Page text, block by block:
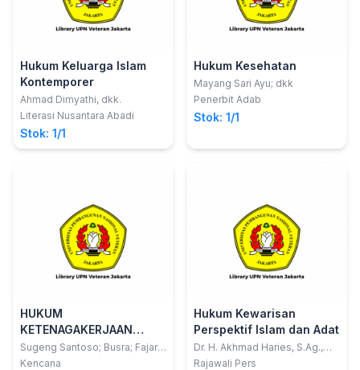
Hukum Keluarga Islam
Kontemporer
Ahmad Dimyathi, dkk.
Literasi Nusantara Abadi
Stok: 1/1
Hukum Kesehatan
Mayang Sari Ayu; dkk
Penerbit Adab
Stok: 1/1
HUKUM
KETENAGAKERJAAN
KONTEMPORER
Implementasi dan
Sugeng Santoso; Busra; Fajar
Hernawan
Kencana
Hukum Kewarisan
Perspektif Islam dan Adat
Dr. H. Akhmad Haries, S.Ag.,
M.S.I.
Rajawali Pers